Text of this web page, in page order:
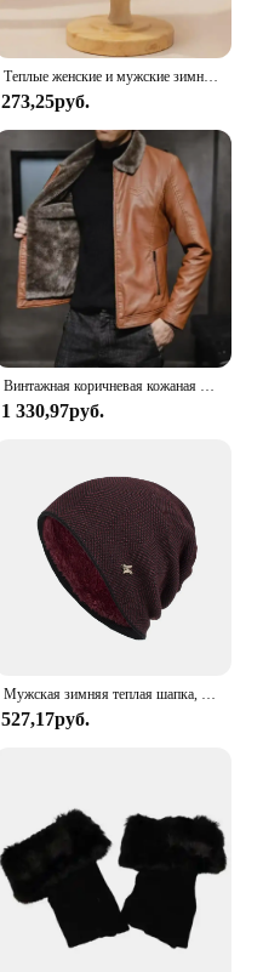
Теплые женские и мужские зимние облегающие шапки, вязаные шапки в готическом стиле, уличный стиль, панк, шапки, 100% хлопок, модные теплые шапочки, облегающие шапки, шапки
273,25руб.
1 330,97руб.
Мужская зимняя теплая шапка, вязаные повседневные Шапки для взрослых, шапочки, хлопковые шерстяные шапки для мужчин, брендовая уличная шапка, однотонные шапки
527,17руб.